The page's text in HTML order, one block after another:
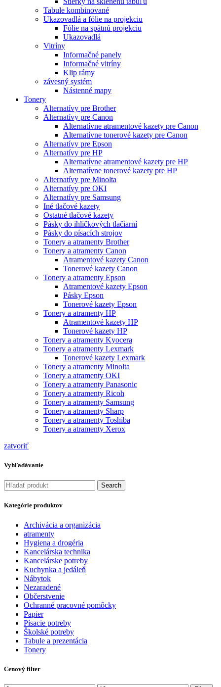
Tabule kombinované
Ukazovadlá a fólie na projekciu
Fólie na spätnú projekciu
Ukazovadlá
Vitríny
Informačné panely
Informačné vitríny
Klip rámy
závesný systém
Nástenné mapy
Tonery
Alternatívy pre Brother
Alternatívy pre Canon
Alternatívne atramentové kazety pre Canon
Alternatívne tonerové kazety pre Canon
Alternatívy pre Epson
Alternatívy pre HP
Alternatívne atramentové kazety pre HP
Alternatívne tonerové kazety pre HP
Alternatívy pre Minolta
Alternatívy pre OKI
Alternatívy pre Samsung
Iné tlačové kazety
Ostatné tlačové kazety
Pásky do ihličkových tlačiarní
Pásky do písacích strojov
Tonery a atramenty Brother
Tonery a atramenty Canon
Atramentové kazety Canon
Tonerové kazety Canon
Tonery a atramenty Epson
Atramentové kazety Epson
Pásky Epson
Tonerové kazety Epson
Tonery a atramenty HP
Atramentové kazety HP
Tonerové kazety HP
Tonery a atramenty Kyocera
Tonery a atramenty Lexmark
Tonerové kazety Lexmark
Tonery a atramenty Minolta
Tonery a atramenty OKI
Tonery a atramenty Panasonic
Tonery a atramenty Ricoh
Tonery a atramenty Samsung
Tonery a atramenty Sharp
Tonery a atramenty Toshiba
Tonery a atramenty Xerox
zatvoriť
Vyhľadávanie
Search
Kategórie produktov
Archivácia a organizácia
atramenty
Hygiena a drogéria
Kancelárska technika
Kancelárske potreby
Kuchynka a jedáleň
Nábytok
Nezaradené
Občerstvenie
Ochranné pracovné pomôcky
Papier
Písacie potreby
Školské potreby
Tabule a prezentácia
Tonery
Cenový filter